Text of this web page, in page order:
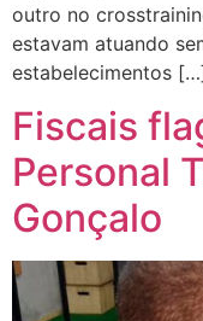
outro no
estavam atuando
estabelecimentos
Fiscais
Personal
Gonçalo